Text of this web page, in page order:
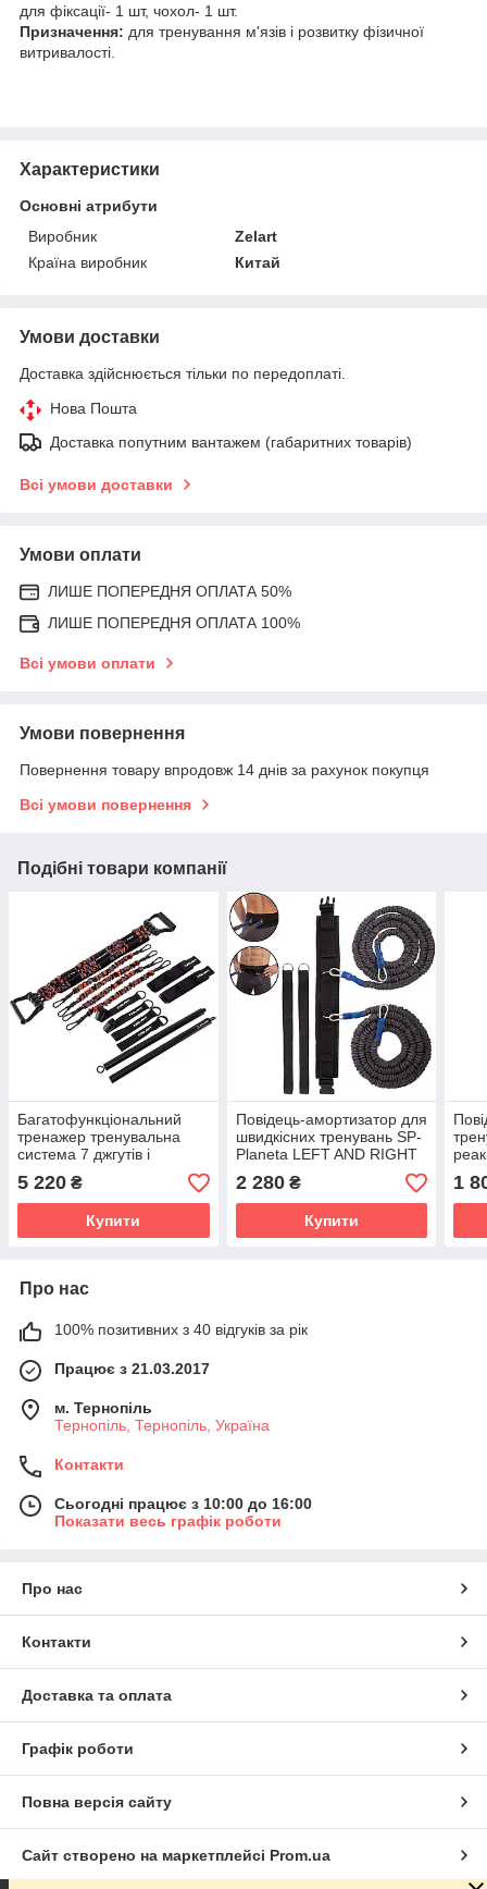
для фіксації- 1 шт, чохол- 1 шт.
Призначення: для тренування м'язів і розвитку фізичної
витривалості.
Характеристики
Основні атрибути
Виробник
Zelart
Країна виробник
Китай
Умови доставки
Доставка здійснюється тільки по передоплаті.
Нова Пошта
Доставка попутним вантажем (габаритних товарів)
Всі умови доставки
Умови оплати
ЛИШЕ ПОПЕРЕДНЯ ОПЛАТА 50%
ЛИШЕ ПОПЕРЕДНЯ ОПЛАТА 100%
Всі умови оплати
Умови повернення
Повернення товару впродовж 14 днів за рахунок покупця
Всі умови повернення
Подібні товари компанії
Багатофункціональний
тренажер тренувальна
система 7 джгутів і
Resistance Bar Zelart FI-
7843-35 чорний-
помаранчевий
5 220 ₴
Купити
Повідець-амортизатор для
швидкісних тренувань SP-
Planeta LEFT AND RIGHT
RUNNING TRAINER FI-
3023 довжина 2,5см
чорний-сірий
2 280₴
Купити
1
Про нас
100% позитивних з 40 відгуків за рік
Працює з 21.03.2017
м. Тернопіль
Тернопіль, Тернопіль, Україна
Контакти
Сьогодні працює з 10:00 до 16:00
Показати весь графік роботи
Про нас
Контакти
Доставка та оплата
Графік роботи
Повна версія сайту
Сайт створено на маркетплейсі Prom.ua